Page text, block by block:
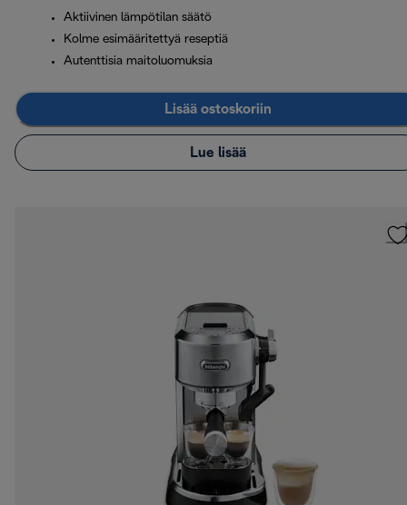
Aktiivinen lämpötilan säätö
Kolme esimääritettyä reseptiä
Autenttisia maitoluomuksia
Lisää ostoskoriin
Lue lisää